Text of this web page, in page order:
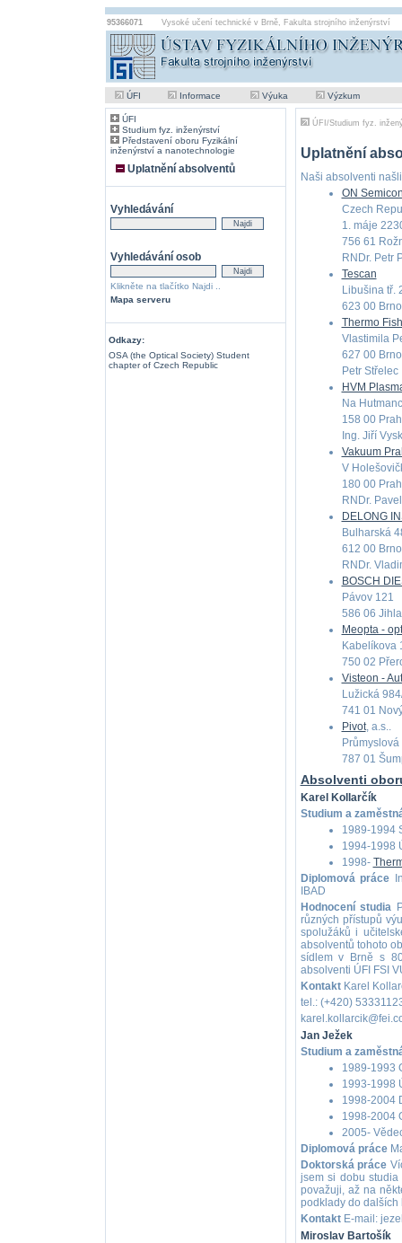
95366071 Vysoké učení technické v Brně, Fakulta strojního inženýrství
ÚFI Informace Výuka Výzkum
ÚFI
Studium fyz. inženýrství
Představení oboru Fyzikální
inženýrství a nanotechnologie
Uplatnění absolventů
Vyhledávání
Vyhledávání osob
Klikněte na tlačítko Najdi ..
Mapa serveru
Odkazy:
OSA (the Optical Society) Student
chapter of Czech Republic
ÚFI /Studium fyz.
Uplatnění
Naši absolventi
ON
Czech
1. máje
756 61
RNDr. Petr
Tescan
Libušina tř.
623 00
Thermo
Vlastimila
627 00
Petr Střelec
HVM
Na
158 00
Ing. Jiří
Vakuum
V
180 00
RNDr.
DELONG
Bulharská
612 00 Brno
RNDr.
BOSCH
Pávov 121
586 06
Meopta -
Kabelíkova
750 02
Visteon -
Lužická
741 01
Pivot, a.s..
Průmyslová
787 01
Absolventi
Karel Kollarčík
Studium a
1989-1994
1994-1998
1998-
Diplomová práce
IBAD
Hodnocení studia
různých přístupů
spolužáků i
absolventů tohoto
sídlem v Brně s
absolventi ÚFI FSI
KontaktKarel
tel.: (+420)
Jan Ježek
Studium a
1989-1993
1993-1998
1998-2004
1998-2004
2005-
Diplomová práce
Doktorská práce
jsem si dobu
považuji, až na
podklady do dalších
KontaktE-mail:
Miroslav Bartošík